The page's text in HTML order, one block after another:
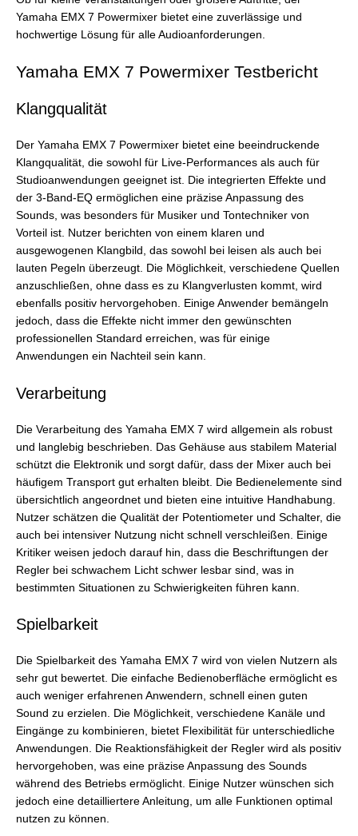
Yamaha EMX 7 Powermixer bietet eine zuverlässige und
hochwertige Lösung für alle Audioanforderungen.
Yamaha EMX 7 Powermixer Testbericht
Klangqualität
Der Yamaha EMX 7 Powermixer bietet eine beeindruckende
Klangqualität, die sowohl für Live-Performances als auch für
Studioanwendungen geeignet ist. Die integrierten Effekte und
der 3-Band-EQ ermöglichen eine präzise Anpassung des
Sounds, was besonders für Musiker und Tontechniker von
Vorteil ist. Nutzer berichten von einem klaren und
ausgewogenen Klangbild, das sowohl bei leisen als auch bei
lauten Pegeln überzeugt. Die Möglichkeit, verschiedene Quellen
anzuschließen, ohne dass es zu Klangverlusten kommt, wird
ebenfalls positiv hervorgehoben. Einige Anwender bemängeln
jedoch, dass die Effekte nicht immer den gewünschten
professionellen Standard erreichen, was für einige
Anwendungen ein Nachteil sein kann.
Verarbeitung
Die Verarbeitung des Yamaha EMX 7 wird allgemein als robust
und langlebig beschrieben. Das Gehäuse aus stabilem Material
schützt die Elektronik und sorgt dafür, dass der Mixer auch bei
häufigem Transport gut erhalten bleibt. Die Bedienelemente sind
übersichtlich angeordnet und bieten eine intuitive Handhabung.
Nutzer schätzen die Qualität der Potentiometer und Schalter, die
auch bei intensiver Nutzung nicht schnell verschleißen. Einige
Kritiker weisen jedoch darauf hin, dass die Beschriftungen der
Regler bei schwachem Licht schwer lesbar sind, was in
bestimmten Situationen zu Schwierigkeiten führen kann.
Spielbarkeit
Die Spielbarkeit des Yamaha EMX 7 wird von vielen Nutzern als
sehr gut bewertet. Die einfache Bedienoberfläche ermöglicht es
auch weniger erfahrenen Anwendern, schnell einen guten
Sound zu erzielen. Die Möglichkeit, verschiedene Kanäle und
Eingänge zu kombinieren, bietet Flexibilität für unterschiedliche
Anwendungen. Die Reaktionsfähigkeit der Regler wird als positiv
hervorgehoben, was eine präzise Anpassung des Sounds
während des Betriebs ermöglicht. Einige Nutzer wünschen sich
jedoch eine detailliertere Anleitung, um alle Funktionen optimal
nutzen zu können.